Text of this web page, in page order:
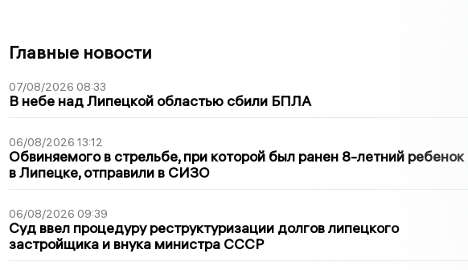
Главные новости
07/08/2026 08:33
В небе над Липецкой областью сбили БПЛА
06/08/2026 13:12
Обвиняемого в стрельбе, при которой был ранен 8-летний ребенок
в Липецке, отправили в СИЗО
06/08/2026 09:39
Суд ввел процедуру реструктуризации долгов липецкого
застройщика и внука министра СССР